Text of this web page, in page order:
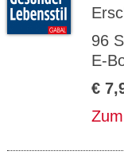
96
E-
€